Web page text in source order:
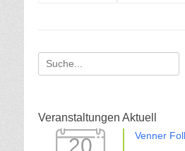
Suche
für:
Veranstaltungen Aktuell
20
Venner